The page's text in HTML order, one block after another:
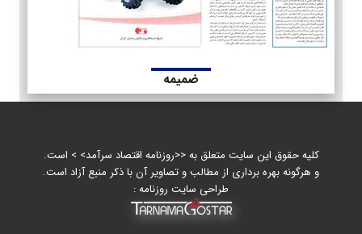
ضمیمه
کلیه حقوق این سایت متعلق به <<روزنامه اقتصاد سرآمد> > است.
و هرگونه بهره برداری از مطالب و تصاویر آن با ذکر منبع آزاد است.
طراحی سایت روزنامه :